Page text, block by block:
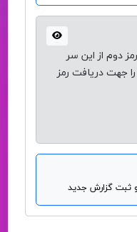
دوم از این سر
را جهت دریافت رمز
ثبت گزارش جدید